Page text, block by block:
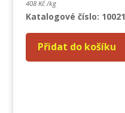
408 Kč /kg
Katalogové číslo: 10021
Přidat do košíku